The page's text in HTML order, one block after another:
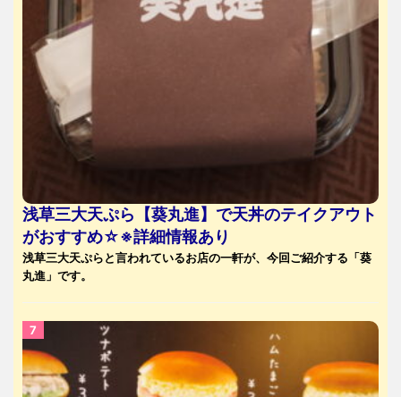
浅草三大天ぷら【葵丸進】で天丼のテイクアウト
がおすすめ☆※詳細情報あり
浅草三大天ぷらと言われているお店の一軒が、今回ご紹介する「葵
丸進」です。